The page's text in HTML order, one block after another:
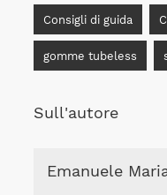
Consigli di guida
gomme tubeless
Sull'autore
Emanuele